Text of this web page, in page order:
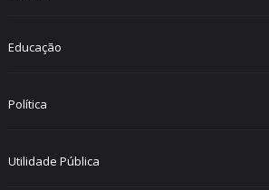
Educação
Política
Utilidade Pública